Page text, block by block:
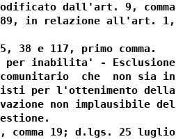
dall'art. 9, comma
in relazione all'art. 1,
e 117, primo comma.
per inabilita' - Esclusione
che  non sia in
per l'ottenimento della
non implausibile del
comma 19; d.lgs. 25 luglio